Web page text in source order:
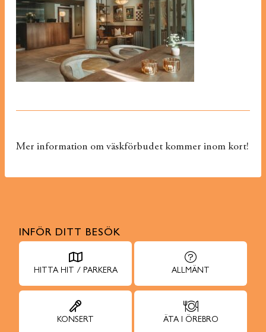
Mer information om väskförbudet kommer inom kort!
INFÖR DITT BESÖK
HITTA HIT / PARKERA ALLMÄNT
KONSERT ÄTA I ÖREBRO